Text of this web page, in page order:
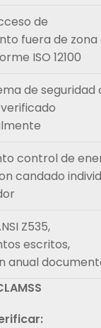
de
fuera de zona
ISO 12100
de seguridad
verificado
control de
candado
Z535,
escritos,
anual